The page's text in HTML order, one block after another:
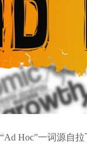
“Ad Hoc”一词源自